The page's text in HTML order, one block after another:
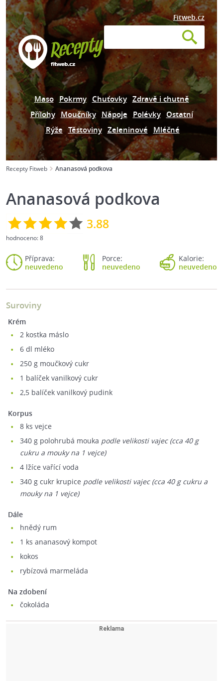
Fitweb.cz
Maso Pokrmy Chuťovky Zdravě i chutně
Přílohy Moučníky Nápoje Polévky Ostatní
Rýže Těstoviny Zeleninové Mléčné
Recepty Fitweb Ananasová podkova
Ananasová podkova
3.88
hodnoceno:8
Příprava:
neuvedeno
Porce:
neuvedeno
Kalorie:
neuvedeno
Suroviny
Krém
2 kostka máslo
6 dl mléko
250 g moučkový cukr
1 balíček vanilkový cukr
2,5 balíček vanilkový pudink
Korpus
8 ks vejce
340 g polohrubá mouka podle velikosti vajec (cca 40 g
cukru a mouky na 1 vejce)
4 lžíce vařící voda
340 g cukr krupice podle velikosti vajec (cca 40 g cukru a
mouky na 1 vejce)
Dále
hnědý rum
1 ks ananasový kompot
kokos
rybízová marmeláda
Na zdobení
čokoláda